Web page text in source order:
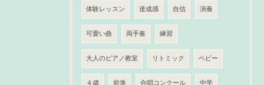
体験レッスン 達成感 自信 演奏
可愛い曲 両手奏 練習
大人のピアノ教室 リトミック ベビー
４歳 前進 合唱コンクール 中学